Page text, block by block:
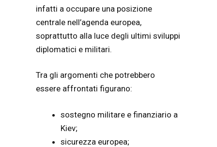
infatti a occupare una posizione
centrale nell’agenda europea,
soprattutto alla luce degli ultimi sviluppi
diplomatici e militari.
Tra gli argomenti che potrebbero
essere affrontati figurano:
sostegno militare e finanziario a
Kiev;
sicurezza europea;